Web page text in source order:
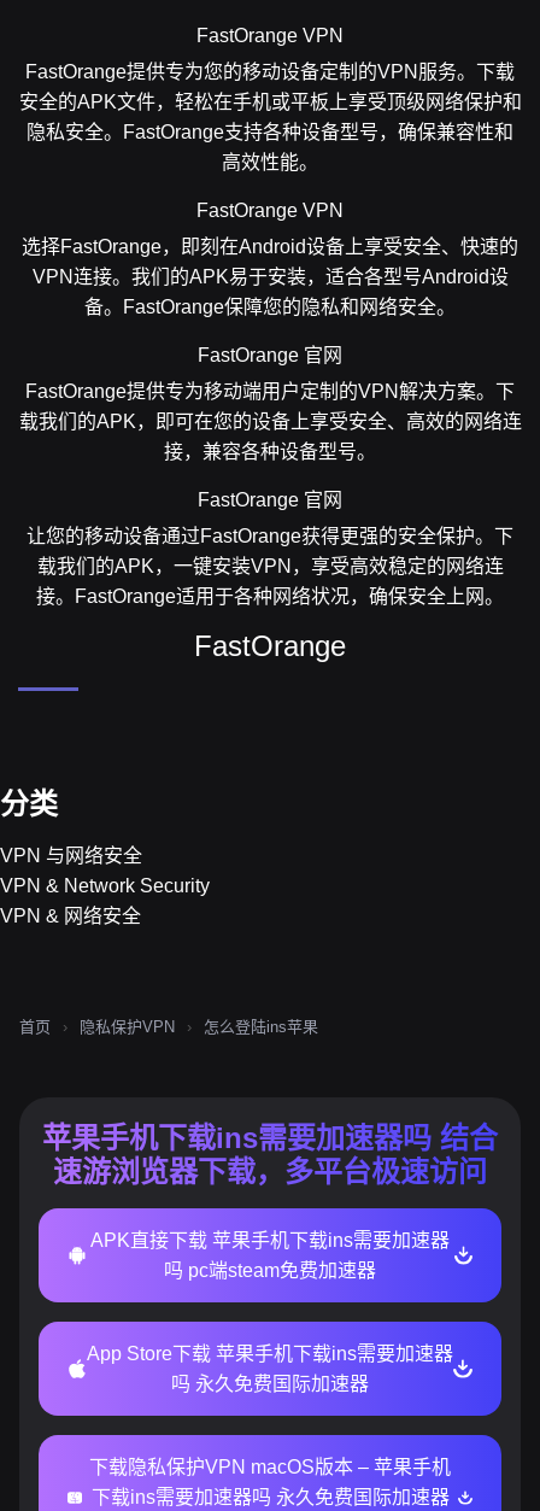
FastOrange VPN
FastOrange提供专为您的移动设备定制的VPN服务。下载
安全的APK文件，轻松在手机或平板上享受顶级网络保护和
隐私安全。FastOrange支持各种设备型号，确保兼容性和
高效性能。
FastOrange VPN
选择FastOrange，即刻在Android设备上享受安全、快速的
VPN连接。我们的APK易于安装，适合各型号Android设
备。FastOrange保障您的隐私和网络安全。
FastOrange 官网
FastOrange提供专为移动端用户定制的VPN解决方案。下
载我们的APK，即可在您的设备上享受安全、高效的网络连
接，兼容各种设备型号。
FastOrange 官网
让您的移动设备通过FastOrange获得更强的安全保护。下
载我们的APK，一键安装VPN，享受高效稳定的网络连
接。FastOrange适用于各种网络状况，确保安全上网。
FastOrange
分类
VPN 与网络安全
VPN & Network Security
VPN & 网络安全
首页 › 隐私保护VPN › 怎么登陆ins苹果
苹果手机下载ins需要加速器吗 结合
速游浏览器下载，多平台极速访问
APK直接下载 苹果手机下载ins需要加速器
吗 pc端steam免费加速器
App Store下载 苹果手机下载ins需要加速器
吗 永久免费国际加速器
下载隐私保护VPN macOS版本 – 苹果手机
下载ins需要加速器吗 永久免费国际加速器